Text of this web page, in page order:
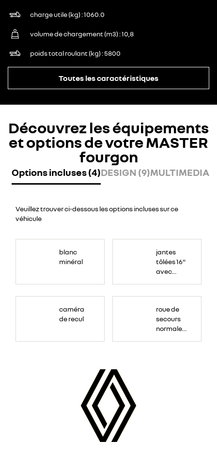
charge utile (kg) 1060.0
volume de chargement (m3) 10,8
poids total roulant (kg) 5800
Toutes les caractéristiques
Découvrez les équipements
et options de votre MASTER
fourgon
Options incluses (4)DESIGN (9)MULTIMEDIA
Veuillez trouver ci-dessous les options incluses sur ce
véhicule
blanc
minéral
jantes
tôlées 16"
avec
caméra
de recul
roue de
secours
normale